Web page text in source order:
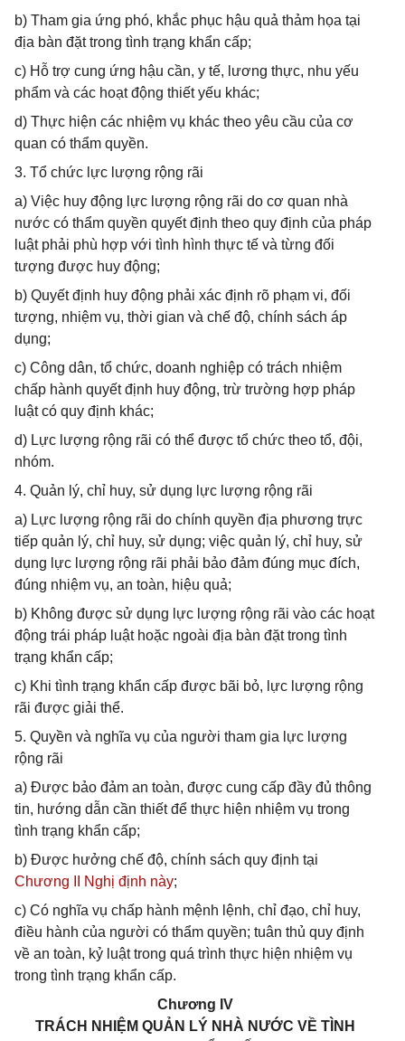
b) Tham gia ứng phó, khắc phục hậu quả thảm họa tại
địa bàn đặt trong tình trạng khẩn cấp;
c) Hỗ trợ cung ứng hậu cần, y tế, lương thực, nhu yếu
phẩm và các hoạt động thiết yếu khác;
d) Thực hiện các nhiệm vụ khác theo yêu cầu của cơ
quan có thẩm quyền.
3. Tổ chức lực lượng rộng rãi
a) Việc huy động lực lượng rộng rãi do cơ quan nhà
nước có thẩm quyền quyết định theo quy định của pháp
luật phải phù hợp với tình hình thực tế và từng đối
tượng được huy động;
b) Quyết định huy động phải xác định rõ phạm vi, đối
tượng, nhiệm vụ, thời gian và chế độ, chính sách áp
dụng;
c) Công dân, tổ chức, doanh nghiệp có trách nhiệm
chấp hành quyết định huy động, trừ trường hợp pháp
luật có quy định khác;
d) Lực lượng rộng rãi có thể được tổ chức theo tổ, đội,
nhóm.
4. Quản lý, chỉ huy, sử dụng lực lượng rộng rãi
a) Lực lượng rộng rãi do chính quyền địa phương trực
tiếp quản lý, chỉ huy, sử dụng; việc quản lý, chỉ huy, sử
dụng lực lượng rộng rãi phải bảo đảm đúng mục đích,
đúng nhiệm vụ, an toàn, hiệu quả;
b) Không được sử dụng lực lượng rộng rãi vào các hoạt
động trái pháp luật hoặc ngoài địa bàn đặt trong tình
trạng khẩn cấp;
c) Khi tình trạng khẩn cấp được bãi bỏ, lực lượng rộng
rãi được giải thể.
5. Quyền và nghĩa vụ của người tham gia lực lượng
rộng rãi
a) Được bảo đảm an toàn, được cung cấp đầy đủ thông
tin, hướng dẫn cần thiết để thực hiện nhiệm vụ trong
tình trạng khẩn cấp;
b) Được hưởng chế độ, chính sách quy định tại
Chương II Nghị định này;
c) Có nghĩa vụ chấp hành mệnh lệnh, chỉ đạo, chỉ huy,
điều hành của người có thẩm quyền; tuân thủ quy định
về an toàn, kỷ luật trong quá trình thực hiện nhiệm vụ
trong tình trạng khẩn cấp.
Chương IV
TRÁCH NHIỆM QUẢN LÝ NHÀ NƯỚC VỀ TÌNH